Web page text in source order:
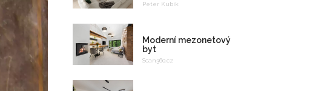
Peter Kubík
Moderní mezonetový
byt
Scan360.cz